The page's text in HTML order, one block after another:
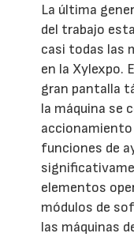
La última
del trabajo
casi todas las
en la Xylexpo.
gran pantalla
la máquina se
funciones de
elementos
módulos de
las máquinas